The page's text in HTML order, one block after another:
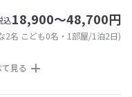
込18,900～48,700円
2名 こども0名・1部屋/1泊2日)
見る